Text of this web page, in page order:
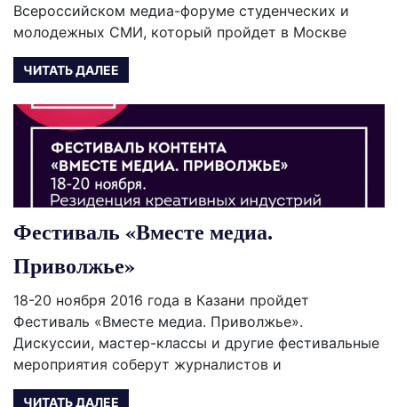
Всероссийском медиа-форуме студенческих и
молодежных СМИ, который пройдет в Москве
ЧИТАТЬ ДАЛЕЕ
Фестиваль «Вместе медиа.
Приволжье»
18-20 ноября 2016 года в Казани пройдет
Фестиваль «Вместе медиа. Приволжье».
Дискуссии, мастер-классы и другие фестивальные
мероприятия соберут журналистов и
ЧИТАТЬ ДАЛЕЕ